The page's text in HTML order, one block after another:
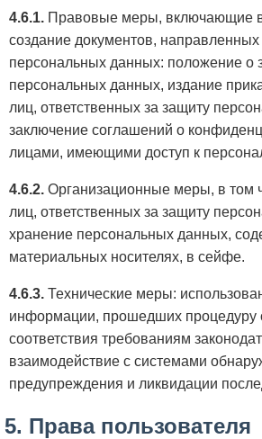
4.6.1. Правовые меры, включающие
создание документов,
персональных данных: положение о
персональных данных, издание
лиц, ответственных за защиту
заключение соглашений о
лицами, имеющими доступ к
4.6.2. Организационные меры, в том
лиц, ответственных за защиту
хранение персональных данных,
материальных носителях, в сейфе.
4.6.3. Технические меры:
информации, прошедших процедуру
соответствия требованиям
взаимодействие с системами
предупреждения и ликвидации
5. Права пользователя